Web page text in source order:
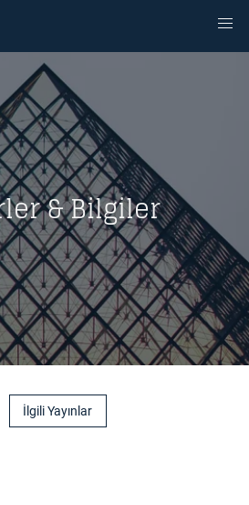
& Bilgiler
İlgili Yayınlar